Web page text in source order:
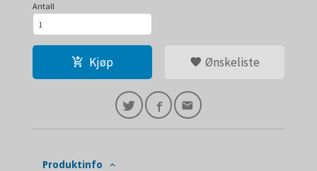
Antall
Kjøp Ønskeliste
Produktinfo